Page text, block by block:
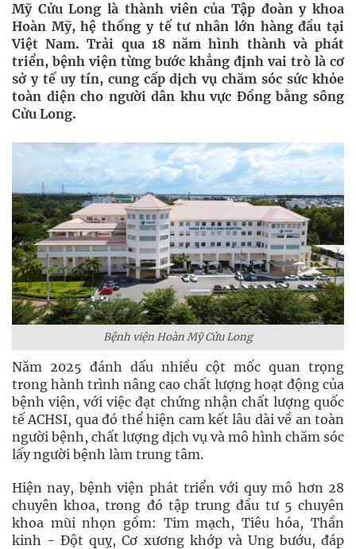
Mỹ Cửu Long là thành viên của Tập đoàn y khoa
Hoàn Mỹ, hệ thống y tế tư nhân lớn hàng đầu tại
Việt Nam. Trải qua 18 năm hình thành và phát
triển, bệnh viện từng bước khẳng định vai trò là cơ
sở y tế uy tín, cung cấp dịch vụ chăm sóc sức khỏe
toàn diện cho người dân khu vực Đồng bằng sông
Cửu Long.
Bệnh viện Hoàn Mỹ Cửu Long
Năm 2025 đánh dấu nhiều cột mốc quan trọng
trong hành trình nâng cao chất lượng hoạt động của
bệnh viện, với việc đạt chứng nhận chất lượng quốc
tế ACHSI, qua đó thể hiện cam kết lâu dài về an toàn
người bệnh, chất lượng dịch vụ và mô hình chăm sóc
lấy người bệnh làm trung tâm.
Hiện nay, bệnh viện phát triển với quy mô hơn 28
chuyên khoa, trong đó tập trung đầu tư 5 chuyên
khoa mũi nhọn gồm: Tim mạch, Tiêu hóa, Thần
kinh - Đột quỵ, Cơ xương khớp và Ung bướu, đáp